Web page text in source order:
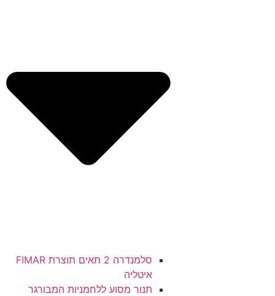
סלמנדרה 2 תאים תוצרת FIMAR
איטליה
תנור מסוע ללחמניות המבורגר